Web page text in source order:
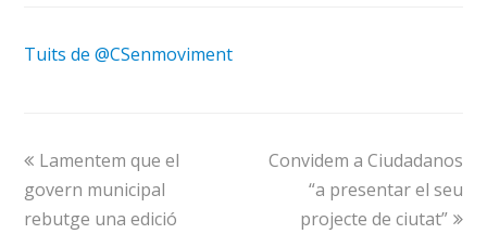
Tuits de @CSenmoviment
Lamentem que el
govern municipal
rebutge una edició
Convidem a Ciudadanos
“a presentar el seu
projecte de ciutat”